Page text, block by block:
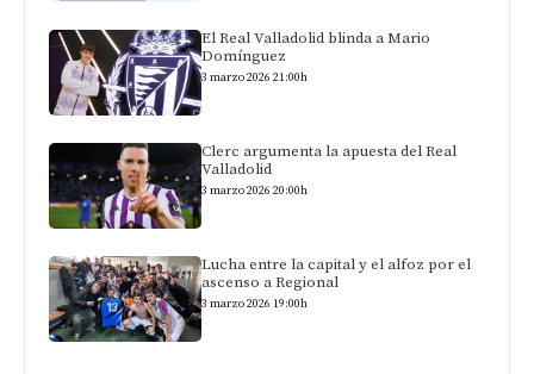
El Real Valladolid blinda a Mario
Domínguez
3 marzo 2026 21:00h
Clerc argumenta la apuesta del Real
Valladolid
3 marzo 2026 20:00h
Lucha entre la capital y el alfoz por el
ascenso a Regional
3 marzo 2026 19:00h